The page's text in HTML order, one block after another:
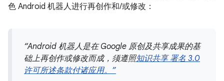
色 Android 机器人进行再创作和/或修改：
“Android 机器人是在 Google 原创及共享成果的基
础上再创作或修改而成，须遵照知识共享 署名 3.0
许可所述条款付诸应用。”